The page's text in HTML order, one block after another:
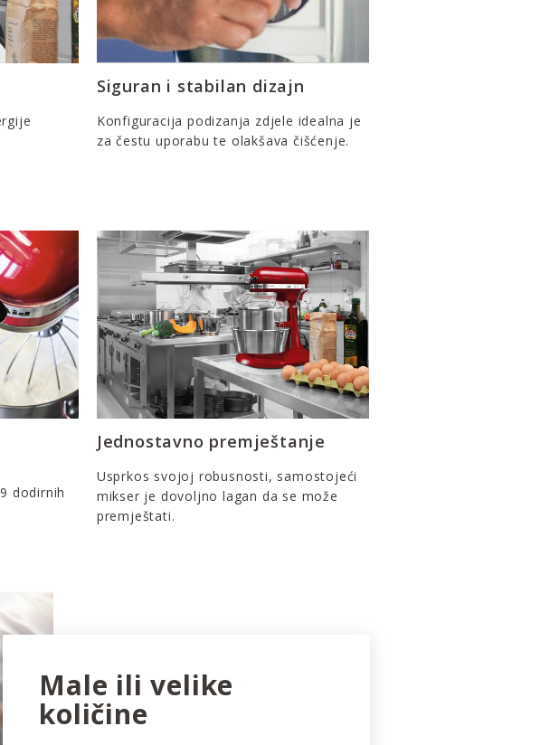
Siguran i stabilan dizajn
Konfiguracija podizanja zdjele idealna je
za čestu uporabu te olakšava čišćenje.
dodirnih
Jednostavno premještanje
Usprkos svojoj robusnosti, samostojeći
mikser je dovoljno lagan da se može
premještati.
Male ili velike
količine